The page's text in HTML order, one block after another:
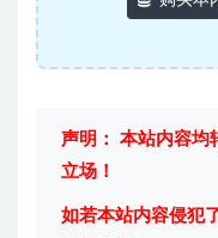
声明： 本站内容均
立场！
如若本站内容侵犯